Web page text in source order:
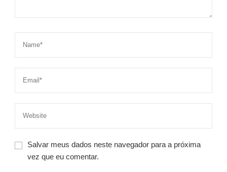
Salvar meus dados neste navegador para a próxima
vez que eu comentar.